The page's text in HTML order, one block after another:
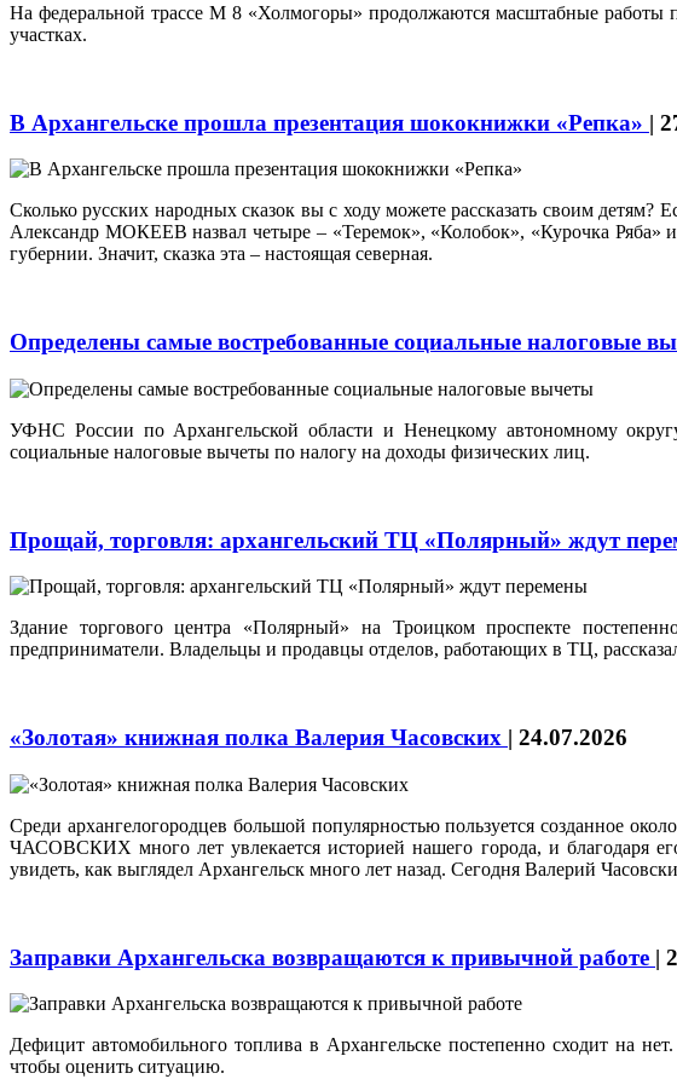
На федеральной трассе М 8 «Холмогоры» продолжаются масштабные работы
участках.
В Архангельске прошла презентация шококнижки «Репка» |
Сколько русских народных сказок вы с ходу можете рассказать своим детям?
Александр МОКЕЕВ назвал четыре – «Теремок», «Колобок», «Курочка Ряба»
губернии. Значит, сказка эта – настоящая северная.
Определены самые востребованные социальные налоговые
УФНС России по Архангельской области и Ненецкому автономному
социальные налоговые вычеты по налогу на доходы физических лиц.
Прощай, торговля: архангельский ТЦ «Полярный» ждут
Здание торгового центра «Полярный» на Троицком проспекте
предприниматели. Владельцы и продавцы отделов, работающих в ТЦ,
«Золотая» книжная полка Валерия Часовских | 24.07.2026
Среди архангелогородцев большой популярностью пользуется созданное
ЧАСОВСКИХ много лет увлекается историей нашего города, и благодаря
увидеть, как выглядел Архангельск много лет назад. Сегодня Валерий
Заправки Архангельска возвращаются к привычной работе |
Дефицит автомобильного топлива в Архангельске постепенно сходит на
чтобы оценить ситуацию.